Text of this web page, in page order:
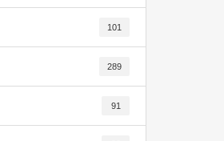
101
289
91